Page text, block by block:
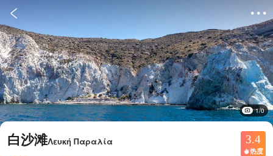
 
1/0
白沙滩Λευκή Παραλία 3.4
 热度